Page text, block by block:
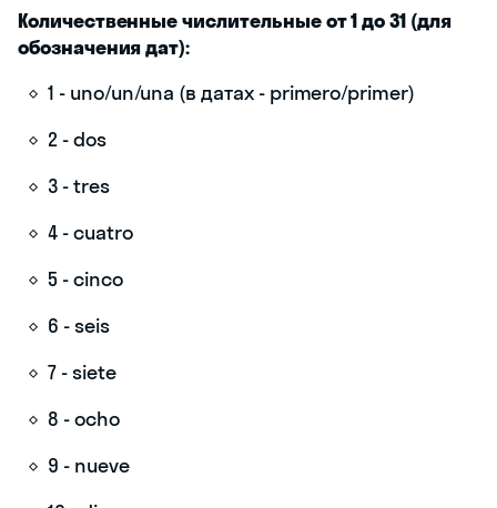
Количественные числительные от 1 до 31 (для
обозначения дат):
1 - uno/un/una (в датах - primero/primer)
2 - dos
3 - tres
4 - cuatro
5 - cinco
6 - seis
7 - siete
8 - ocho
9 - nueve